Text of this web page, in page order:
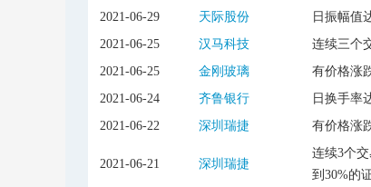
2021-06-29
天际股份 日振幅值
2021-06-25
汉马科技 连续三个
2021-06-25
金刚玻璃 有价格涨
2021-06-24
齐鲁银行 日换手率
2021-06-22
深圳瑞捷 有价格涨
2021-06-21 深圳瑞捷
连续3个
到30%的